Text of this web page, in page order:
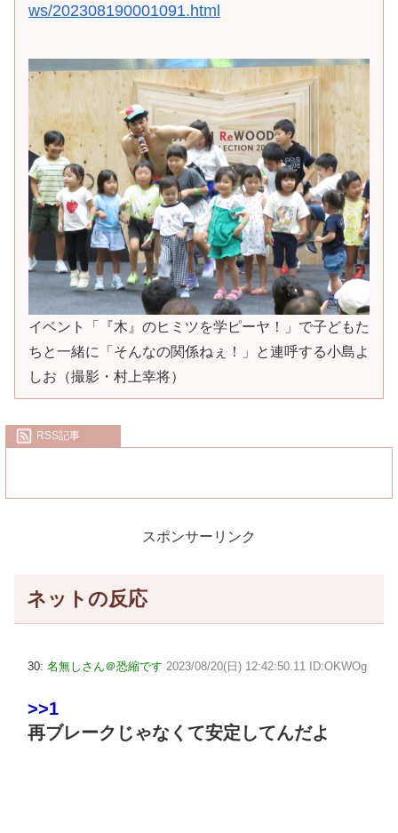
ws/202308190001091.html
イベント「『木』のヒミツを学ピーヤ！」で子どもた
ちと一緒に「そんなの関係ねぇ！」と連呼する小島よ
しお（撮影・村上幸将）
RSS記事
スポンサーリンク
ネットの反応
30: 名無しさん＠恐縮です 2023/08/20(日) 12:42:50.11 ID:OKWOg
>>1
再ブレークじゃなくて安定してんだよ